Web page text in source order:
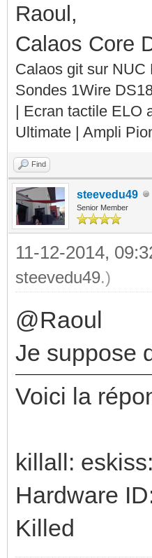
Raoul,
Calaos Core
Calaos git sur
Sondes 1Wire
| Ecran tactile ELO
Ultimate | Ampli
Find
steevedu49
Senior Member
11-12-2014,
steevedu49.)
@Raoul
Je suppose
Voici la
killall:
Hardware
Killed